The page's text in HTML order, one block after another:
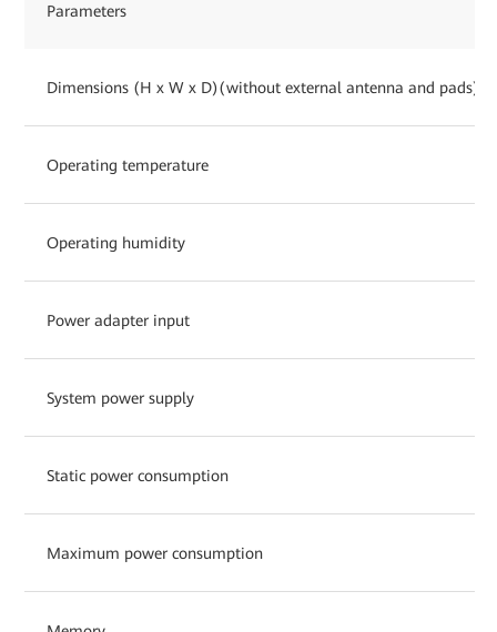
Parameters
Dimensions (H x W x D)(without external antenna and pads)
Operating temperature
Operating humidity
Power adapter input
System power supply
Static power consumption
Maximum power consumption